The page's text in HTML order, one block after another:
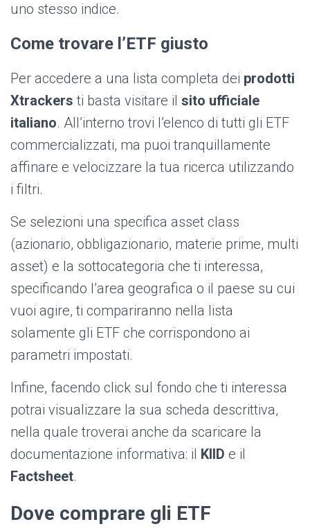
uno stesso indice.
Come trovare l’ETF giusto
Per accedere a una lista completa dei prodotti
Xtrackers ti basta visitare il sito ufficiale
italiano. All’interno trovi l’elenco di tutti gli ETF
commercializzati, ma puoi tranquillamente
affinare e velocizzare la tua ricerca utilizzando
i filtri.
Se selezioni una specifica asset class
(azionario, obbligazionario, materie prime, multi
asset) e la sottocategoria che ti interessa,
specificando l’area geografica o il paese su cui
vuoi agire, ti compariranno nella lista
solamente gli ETF che corrispondono ai
parametri impostati.
Infine, facendo click sul fondo che ti interessa
potrai visualizzare la sua scheda descrittiva,
nella quale troverai anche da scaricare la
documentazione informativa: il KIID e il
Factsheet.
Dove comprare gli ETF